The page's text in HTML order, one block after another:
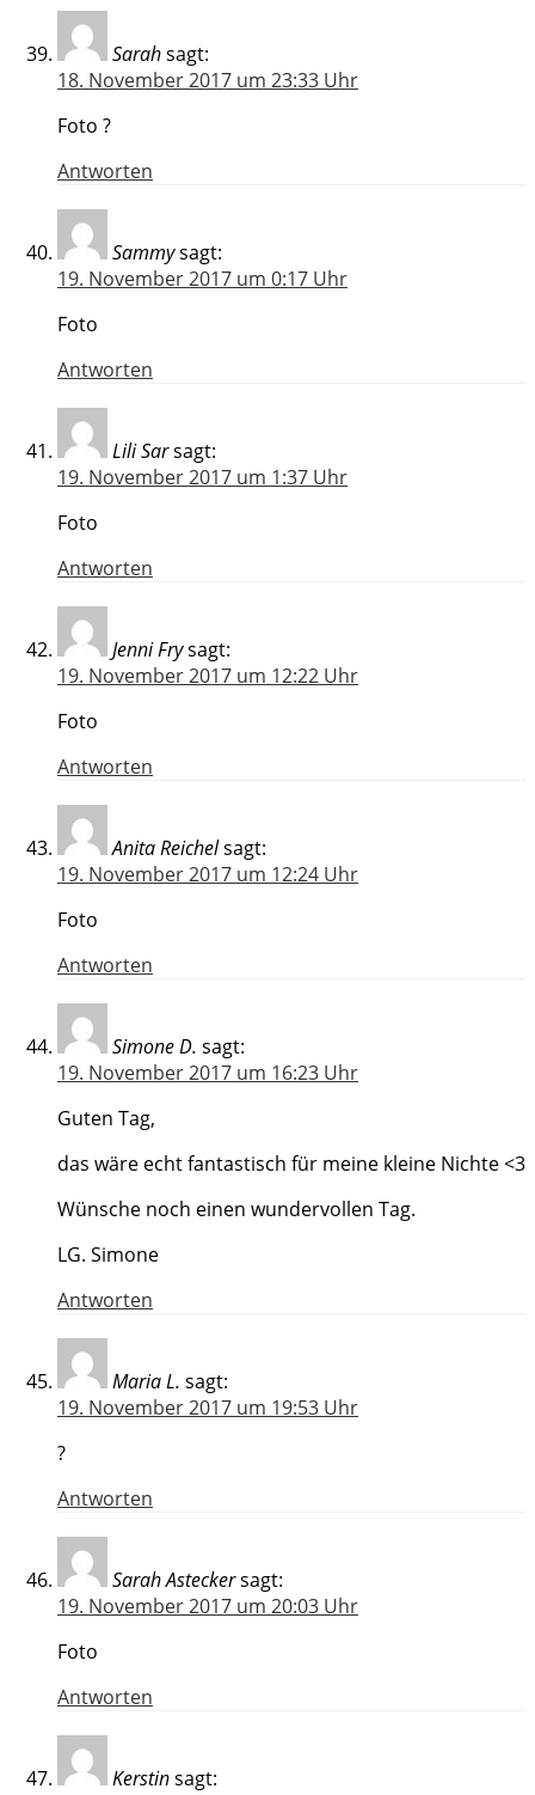
Sarahsagt:
18. November 2017 um 23:33 Uhr
Foto ?
Antworten
Sammysagt:
19. November 2017 um 0:17 Uhr
Foto
Antworten
Lili Sarsagt:
19. November 2017 um 1:37 Uhr
Foto
Antworten
Jenni Frysagt:
19. November 2017 um 12:22 Uhr
Foto
Antworten
Anita Reichelsagt:
19. November 2017 um 12:24 Uhr
Foto
Antworten
Simone D. sagt:
19. November 2017 um 16:23 Uhr
Guten Tag,
das wäre echt fantastisch für meine kleine Nichte <3
Wünsche noch einen wundervollen Tag.
LG. Simone
Antworten
Maria L. sagt:
19. November 2017 um 19:53 Uhr
?
Antworten
Sarah Asteckersagt:
19. November 2017 um 20:03 Uhr
Foto
Antworten
Kerstinsagt: